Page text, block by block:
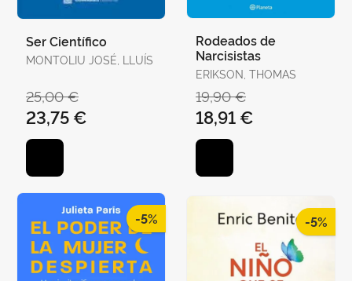
Ser Científico
MONTOLIU JOSÉ, LLUÍS
25,00 €
23,75 €
Rodeados de
Narcisistas
ERIKSON, THOMAS
19,90 €
18,91 €
-5% -5%